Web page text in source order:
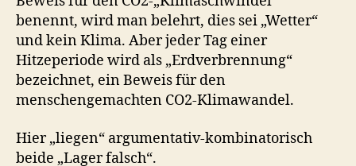
benennt, wird man belehrt, dies sei „Wetter“
und kein Klima. Aber jeder Tag einer
Hitzeperiode wird als „Erdverbrennung“
bezeichnet, ein Beweis für den
menschengemachten CO2-Klimawandel.
Hier „liegen“ argumentativ-kombinatorisch
beide „Lager falsch“.